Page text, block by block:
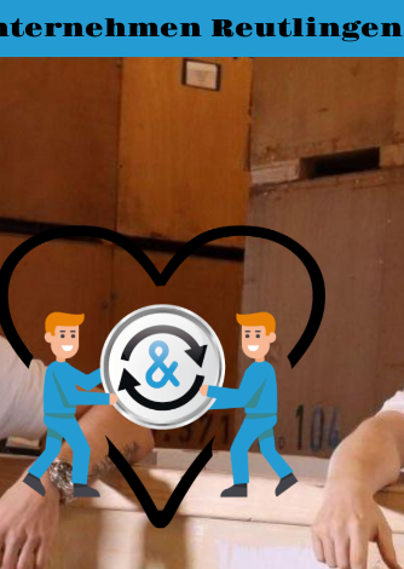
Reutlingen